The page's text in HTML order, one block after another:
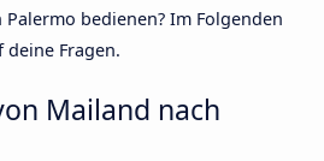
bedienen? Im Folgenden
Fragen.
Mailand nach